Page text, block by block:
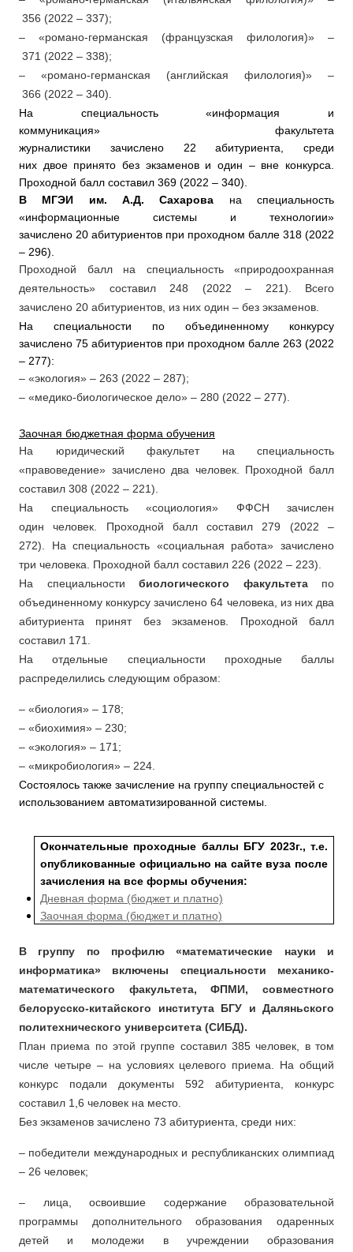
356 (2022 – 337);
– «романо-германская (французская филология)» –
371 (2022 – 338);
– «романо-германская (английская филология)» –
366 (2022 – 340).
На специальность «информация и
коммуникация» факультета
журналистики зачислено 22абитуриента, среди
них двое принято без экзаменов и один – вне конкурса.
Проходной балл составил 369 (2022 – 340).
В МГЭИ им. А.Д. Сахарова на специальность
«информационные системы и технологии»
зачислено 20 абитуриентов при проходном балле 318 (2022
– 296).
Проходной балл на специальность «природоохранная
деятельность» составил 248 (2022 – 221). Всего
зачислено 20 абитуриентов, из них один – без экзаменов.
На специальности по объединенному конкурсу
зачислено 75 абитуриентов при проходном балле 263 (2022
– 277):
– «экология» – 263 (2022 – 287);
– «медико-биологическое дело» – 280 (2022 – 277).
Заочная бюджетная форма обучения
На юридический факультет на специальность
«правоведение» зачислено два человек. Проходной балл
составил 308 (2022 – 221).
На специальность «социология» ФФСН зачислен
один человек. Проходной балл составил 279 (2022 –
272). На специальность «социальная работа» зачислено
три человека. Проходной балл составил 226 (2022 – 223).
На специальности биологического факультетапо
объединенному конкурсу зачислено 64 человека, из них два
абитуриента принят без экзаменов. Проходной балл
составил 171.
На отдельные специальности проходные баллы
распределились следующим образом:
– «биология» – 178;
– «биохимия» – 230;
– «экология» – 171;
– «микробиология» – 224.
Состоялось также зачисление на группу специальностей с
использованием автоматизированной системы.
Окончательные проходные баллы БГУ 2023г., т.е.
опубликованные официально на сайте вуза после
зачисления на все формы обучения:
Дневная форма (бюджет и платно)
Заочная форма (бюджет и платно)
В группу по профилю «математические науки и
информатика» включены специальности механико-
математического факультета, ФПМИ, совместного
белорусско-китайского института БГУ и Даляньского
политехнического университета (СИБД).
План приема по этой группе составил 385 человек, в том
числе четыре – на условиях целевого приема. На общий
конкурс подали документы 592 абитуриента, конкурс
составил 1,6 человек на место.
Без экзаменов зачислено 73 абитуриента, среди них:
– победители международных и республиканских олимпиад
– 26 человек;
– лица, освоившие содержание образовательной
программы дополнительного образования одаренных
детей и молодежи в учреждении образования